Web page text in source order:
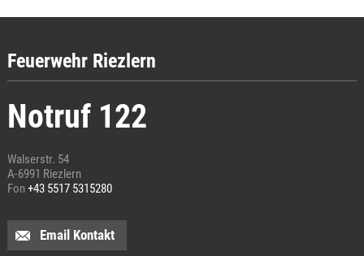
Feuerwehr Riezlern
Notruf 122
Walserstr. 54
A-6991 Riezlern
Fon+43 5517 5315280
Email Kontakt